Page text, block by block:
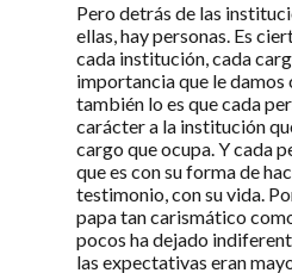
Pero detrás de las
ellas, hay personas. Es
cada institución, cada
importancia que le damos
también lo es que cada
carácter a la institución
cargo que ocupa. Y cada
que es con su forma de
testimonio, con su vida.
papa tan carismático
pocos ha dejado
las expectativas eran